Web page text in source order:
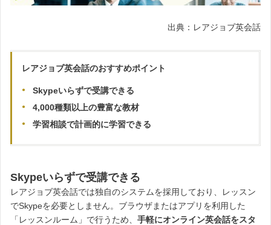
出典：レアジョブ英会話
レアジョブ英会話のおすすめポイント
Skypeいらずで受講できる
4,000種類以上の豊富な教材
学習相談で計画的に学習できる
Skypeいらずで受講できる
レアジョブ英会話では独自のシステムを採用しており、レッスン
でSkypeを必要としません。ブラウザまたはアプリを利用した
「レッスンルーム」で行うため、 手軽にオンライン英会話をスタ